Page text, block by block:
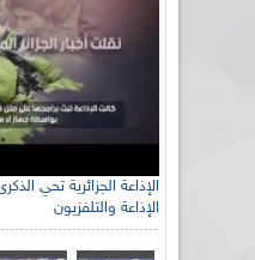
الإذاعة والتلفزيون